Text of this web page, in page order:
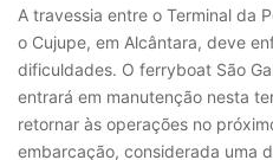
A travessia entre o Terminal da
o Cujupe, em Alcântara, deve
dificuldades. O ferryboat São
entrará em manutenção nesta
retornar às operações no
embarcação, considerada uma